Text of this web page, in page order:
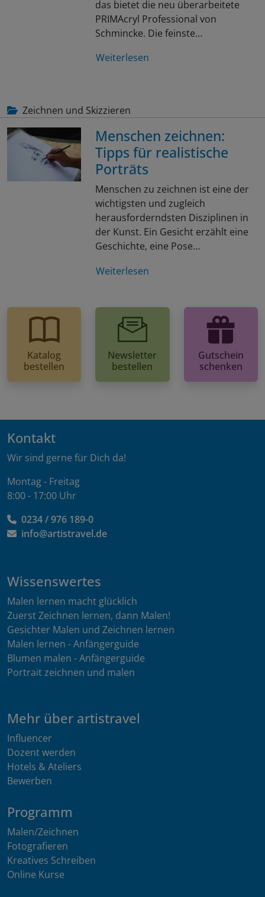
das bietet die neu überarbeitete
PRIMAcryl Professional von
Schmincke. Die feinste…
Weiterlesen
Zeichnen und Skizzieren
Menschen zeichnen:
Tipps für realistische
Porträts
Menschen zu zeichnen ist eine der
wichtigsten und zugleich
herausforderndsten Disziplinen in
der Kunst. Ein Gesicht erzählt eine
Geschichte, eine Pose…
Weiterlesen
Katalog
bestellen
Newsletter
bestellen
Gutschein
schenken
Kontakt
Wir sind gerne für Dich da!
Montag - Freitag
8:00 - 17:00 Uhr
0234 / 976 189-0
info@artistravel.de
Wissenswertes
Malen lernen macht glücklich
Zuerst Zeichnen lernen, dann Malen!
Gesichter Malen und Zeichnen lernen
Malen lernen - Anfängerguide
Blumen malen - Anfängerguide
Portrait zeichnen und malen
Mehr über artistravel
Influencer
Dozent werden
Hotels & Ateliers
Bewerben
Programm
Malen/Zeichnen
Fotografieren
Kreatives Schreiben
Online Kurse